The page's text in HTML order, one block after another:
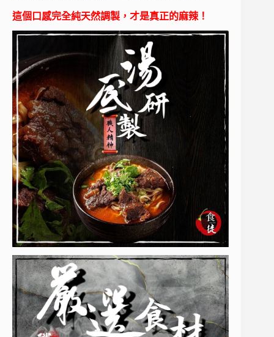
這個口感完全純天然調製，才是真正的麻辣！